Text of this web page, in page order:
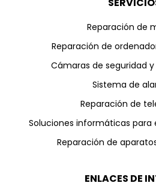
Reparación de
Reparación de
Cámaras de seguridad
Sistema de
Reparación de
Soluciones informáticas para
Reparación de
ENLACES DE